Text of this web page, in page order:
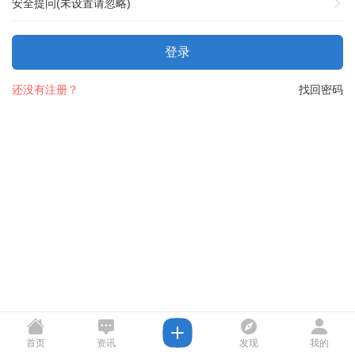
安全提问(未设置请忽略)
登录
找回密码
还没有注册？
首页 资讯 发现 我的